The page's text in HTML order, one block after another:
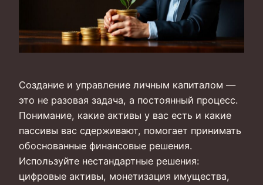
Создание и управление личным капиталом —
это не разовая задача, а постоянный процесс.
Понимание, какие активы у вас есть и какие
пассивы вас сдерживают, помогает принимать
обоснованные финансовые решения.
Используйте нестандартные решения:
цифровые активы, монетизация имущества,